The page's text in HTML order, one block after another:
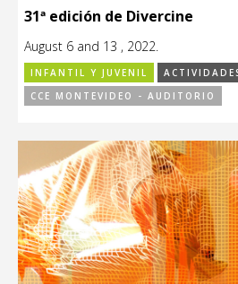
31ª edición de Divercine
August 6 and 13 , 2022.
INFANTIL Y JUVENIL
CCE MONTEVIDEO - AUDITORIO